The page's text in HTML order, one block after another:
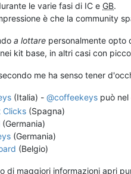
le varie fasi di IC e GB.
è che la community
a lottare personalmente opto
kit base, in altri casi con
me ha senso tener
(Italia) - @coffeekeys può
Clicks (Spagna)
(Germania)
(Germania)
(Belgio)
di maggiori informazioni apri